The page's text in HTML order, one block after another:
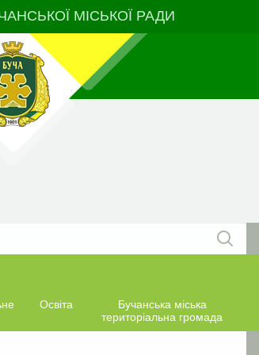
МІСЬКОЇ РАДИ
Освіта
Бучанська міська
територіальна громада